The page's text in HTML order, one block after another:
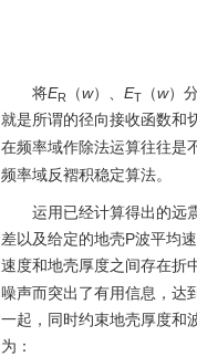
将ER （w）、 ET （w）
就是所谓的径向接收函数和
在频率域作除法运算往往是
频率域反褶积稳定算法。
运用已经计算得出的远
差以及给定的地壳P波平均
速度和地壳厚度之间存在折
噪声而突出了有用信息，达
一起，同时约束地壳厚度和
为：